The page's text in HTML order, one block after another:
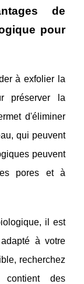
de
pour
à exfolier la
préserver la
d'éliminer
qui peuvent
peuvent
pores et à
il est
à votre
recherchez
des